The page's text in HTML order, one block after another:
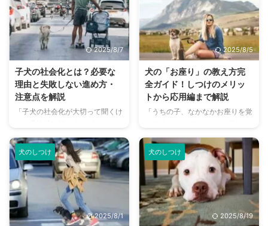
を教えることは、単なる芸や遊び
ではなく、愛犬とのコミュニケー
ションを深め、信頼関係を築く上
で非常に重要です。 この記事で
は、「お座り」や「待て」といっ
た基本的なコマンドから、応用的
なコマンドまで、初心者でも簡単
に実践できる教え方を詳しく解説
します。 今日から愛犬との絆を
深め、より良い関係を築く第一歩
の結論 コマンドは愛犬との信頼
...
ないと悩んでいる飼い主さんも多
いのではないでしょうか。吠え続
けている愛犬を見ると、「本当に
このままで大丈夫なのだろう
か…」と不安になってしまうかも
しれません。 実は、要求吠えの
原因は単純なものではなく、無視
するだけでは解決しないケースが
少なくありません。吠えること自
体が強化されてしまったり、犬が
することもあるからです。 この
記事で ...
2025/8/7
子犬の社会化とは？必要な
理由と失敗しない進め方・
注意点を解説
「子犬の社会化が大切って聞くけ
の？」 「うちの子はもう成犬だ
けど、今からでも社会化って間に
合う？」 初めて犬を飼う方はも
ちろん、犬を飼い慣れている方で
も、「社会化」について漠然とし
た不安を抱えているかもしれませ
ん。社会化とは、子犬がさまざま
な刺激に慣れ、健全な心を育むた
2025/8/5
犬の「お座り」の教え方完
全ガイド！しつけのメリッ
トから応用編まで解説
「うちの子、なかなかお座りを覚
抱える飼い主さんは多いのではな
いでしょうか。犬のしつけの基本
中の基本とも言える「お座り」
は、ただ芸として教えるだけでな
く、愛犬とのコミュニケーション
や信頼関係を築く上で非常に重要
な役割を果たします。 お座りを
マスターすることで、興奮を鎮め
犬のしつけ
2025/8/1
犬のしつけ
2025/8/19